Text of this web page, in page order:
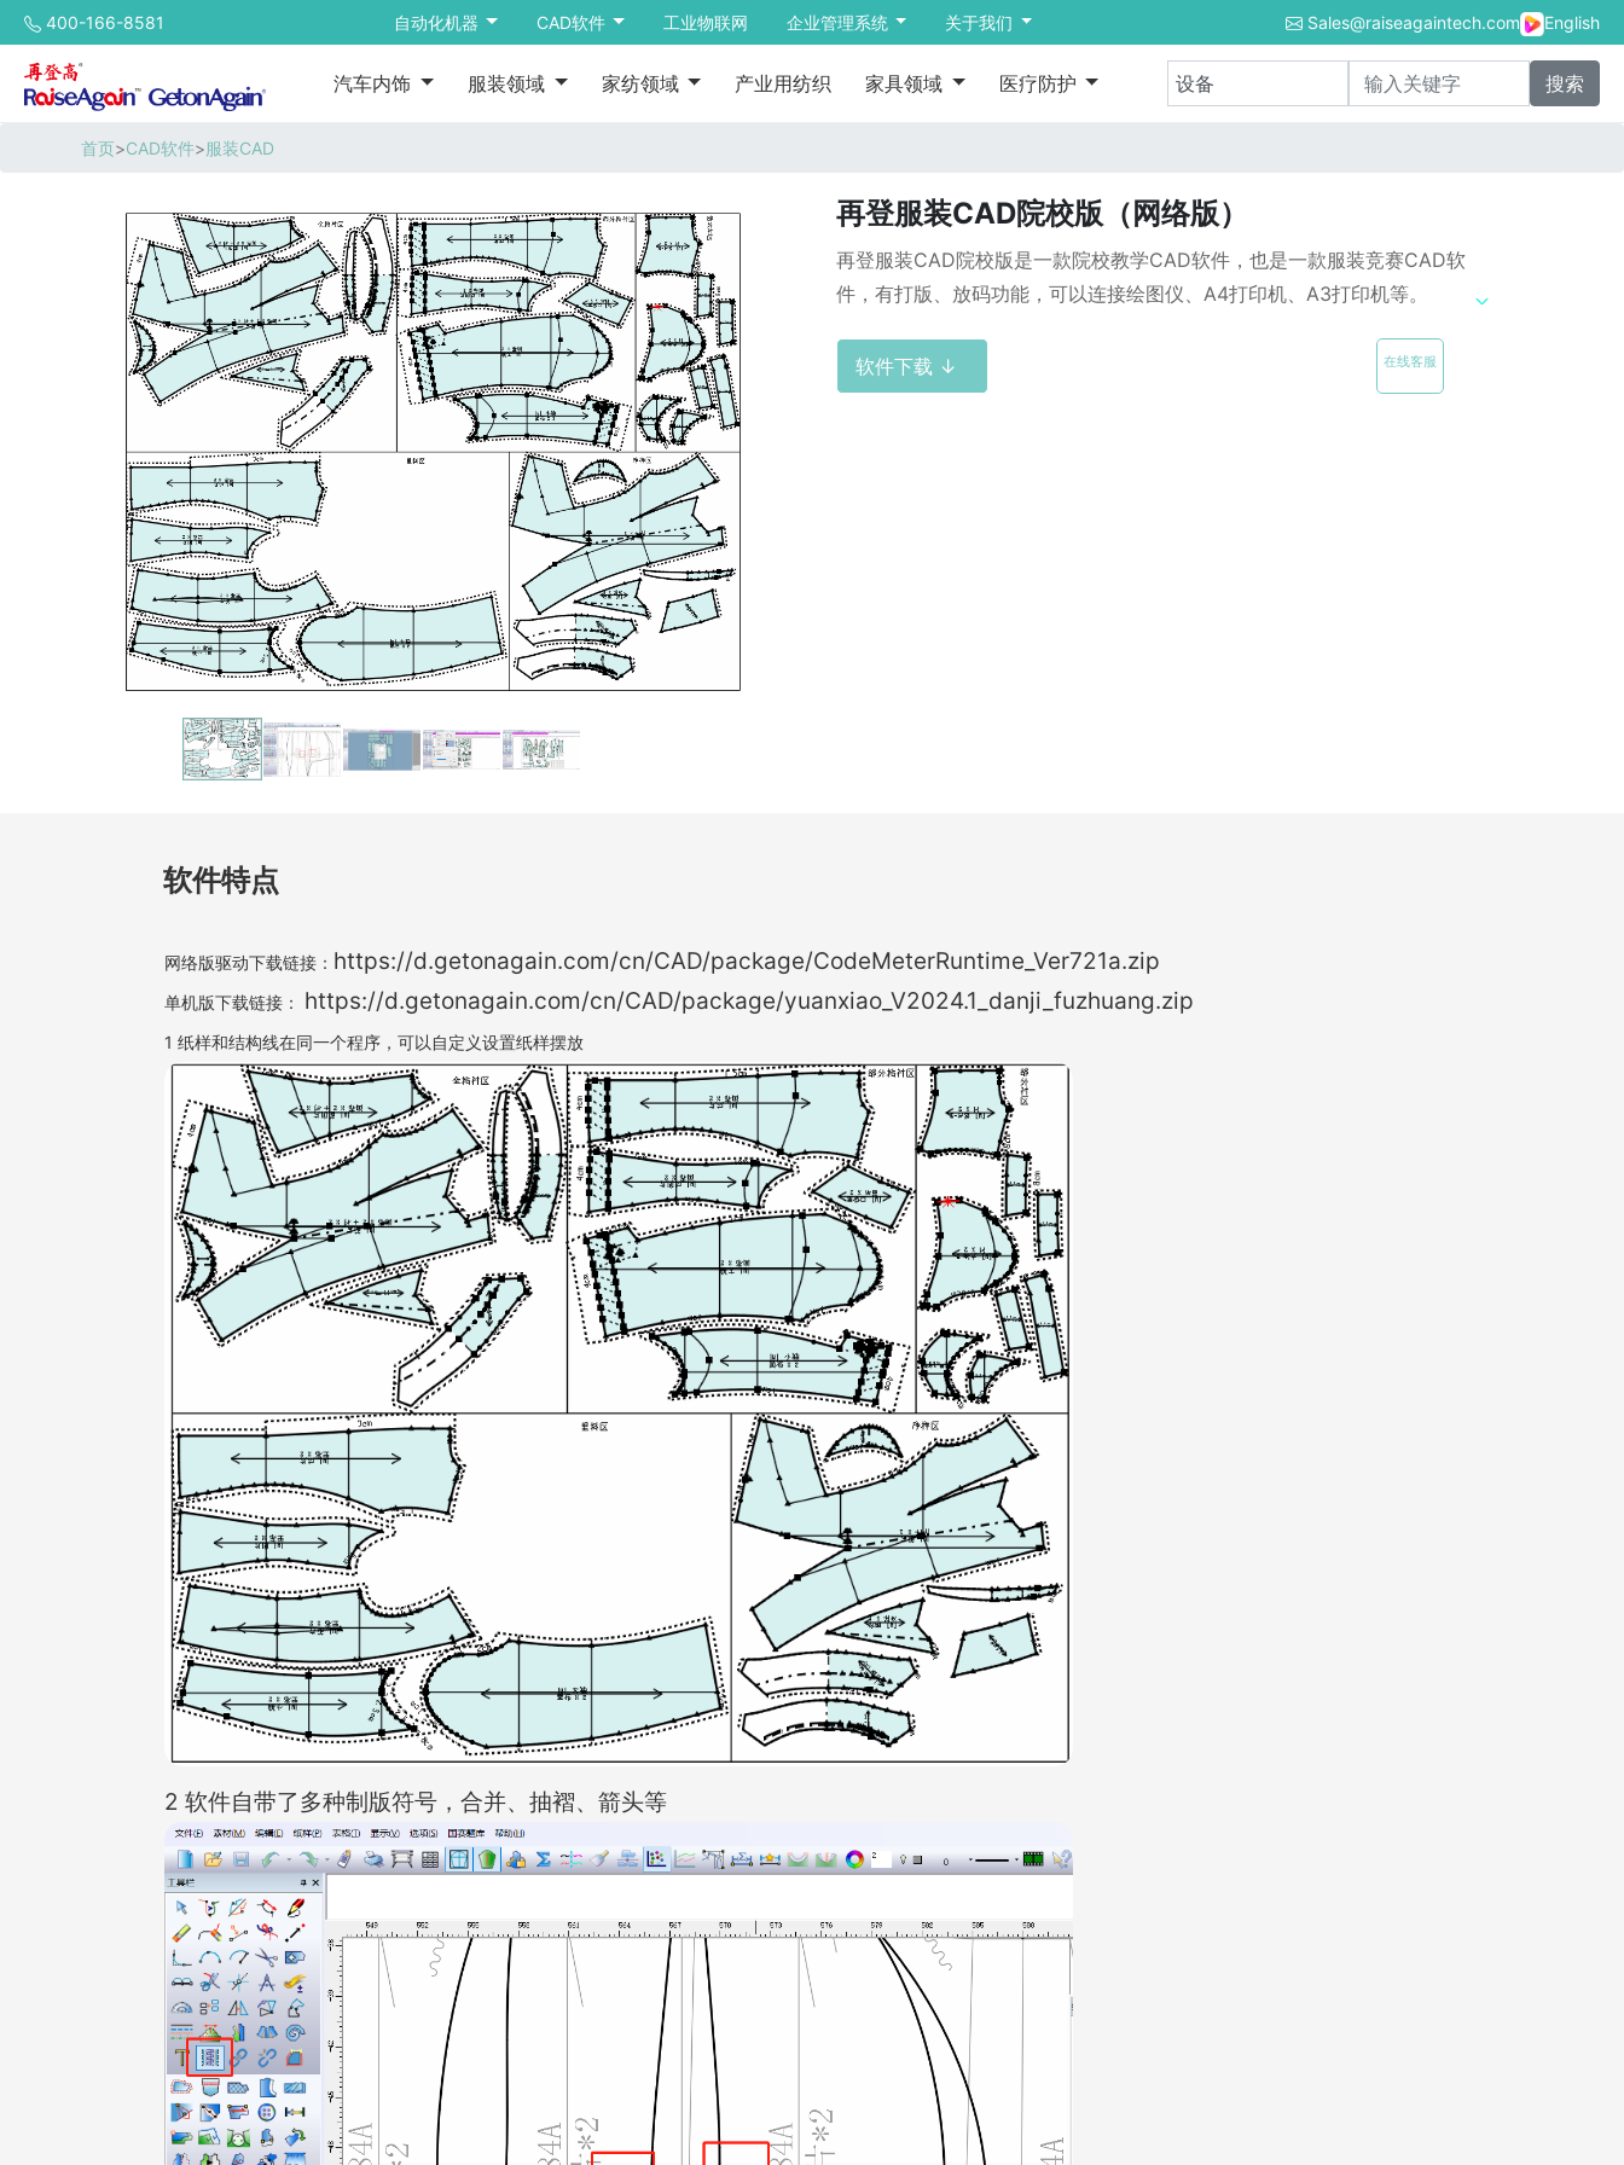
400-166-8581 自动化机器 CAD软件 工业物联网 企业管理系统 关于我们 Sales@raiseagaintech.com English
汽车内饰 服装领域 家纺领域 产业用纺织 家具领域 医疗防护
首页>CAD软件>服装CAD
再登服装CAD院校版（网络版）
再登服装CAD院校版是一款院校教学CAD软件，也是一款服装竞赛CAD软
件，有打版、放码功能，可以连接绘图仪、A4打印机、A3打印机等。
软件下载 ↓ 在线客服
软件特点
网络版驱动下载链接： https://d.getonagain.com/cn/CAD/package/CodeMeterRuntime_Ver721a.zip
单机版下载链接： https://d.getonagain.com/cn/CAD/package/yuanxiao_V2024.1_danji_fuzhuang.zip
1 纸样和结构线在同一个程序，可以自定义设置纸样摆放
2 软件自带了多种制版符号，合并、抽褶、箭头等